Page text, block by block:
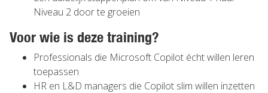
Niveau 2 door te groeien
Voor wie is deze training?
Professionals die Microsoft Copilot écht willen leren
toepassen
HR en L&D managers die Copilot slim willen inzetten